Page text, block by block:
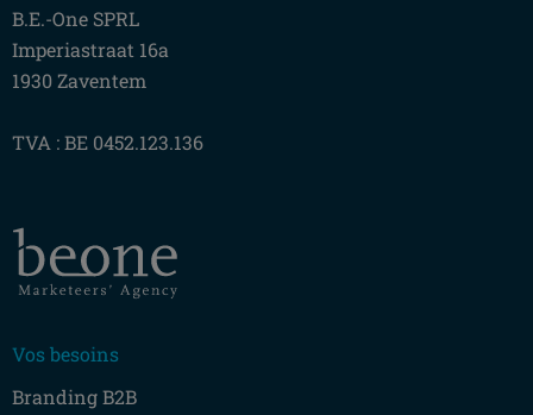
B.E.-One SPRL
Imperiastraat 16a
1930 Zaventem
TVA : BE 0452.123.136
Vos besoins
Branding B2B